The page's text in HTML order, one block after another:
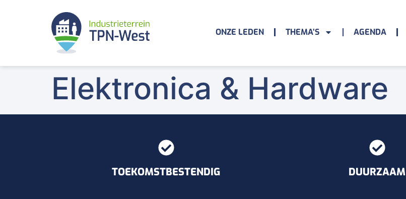
ONZE LEDEN THEMA’S AGENDA
Elektronica & Hardware
TOEKOMSTBESTENDIG DUURZAAM